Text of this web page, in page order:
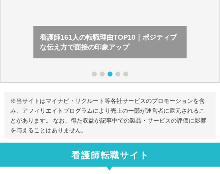
看護師161人の転職理由TOP10｜ポジティブ
な伝え方で面接の印象アップ
※当サイトはマイナビ・リクルート等各社サービスのプロモーションを含
み、アフィリエイトプログラムにより売上の一部が運営者に還元されるこ
とがあります。 なお、得た収益が記事中での製品・サービスの評価に影響
を与えることはありません。
看護師転職サイト